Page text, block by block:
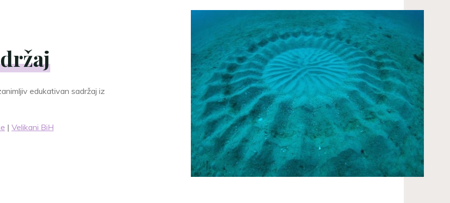
edukativan sadržaj iz
| Velikani BiH